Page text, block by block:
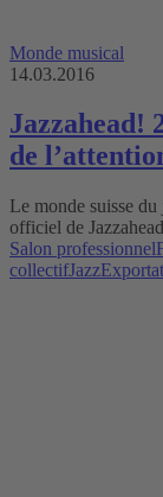
Monde musical
14.03.2016
Jazzahead!
de
Le monde suisse du
officiel de
Salon professionnel
collectifJazz